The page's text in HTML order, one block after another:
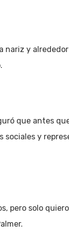
nariz y
que antes
sociales y
pero solo